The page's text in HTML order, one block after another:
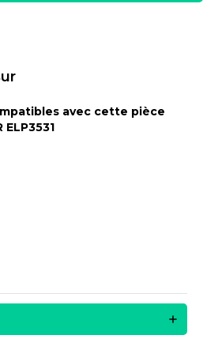
avec cette pièce
ELP3531